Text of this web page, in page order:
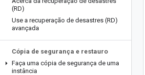
(RD)
Use a recuperação de desastres (RD)
avançada
Cópia de segurança e restauro
Faça uma cópia de segurança de uma
instância